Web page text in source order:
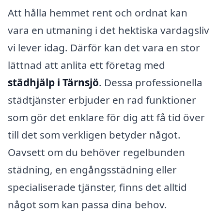
Att hålla hemmet rent och ordnat kan
vara en utmaning i det hektiska vardagsliv
vi lever idag. Därför kan det vara en stor
lättnad att anlita ett företag med
städhjälp i Tärnsjö. Dessa professionella
städtjänster erbjuder en rad funktioner
som gör det enklare för dig att få tid över
till det som verkligen betyder något.
Oavsett om du behöver regelbunden
städning, en engångsstädning eller
specialiserade tjänster, finns det alltid
något som kan passa dina behov.